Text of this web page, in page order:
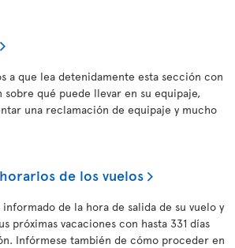
a que lea detenidamente esta sección con
qué puede llevar en su equipaje,
una reclamación de equipaje y mucho
de los vuelos
informado de la hora de salida de su vuelo y
próximas vacaciones con hasta 331 días
Infórmese también de cómo proceder en